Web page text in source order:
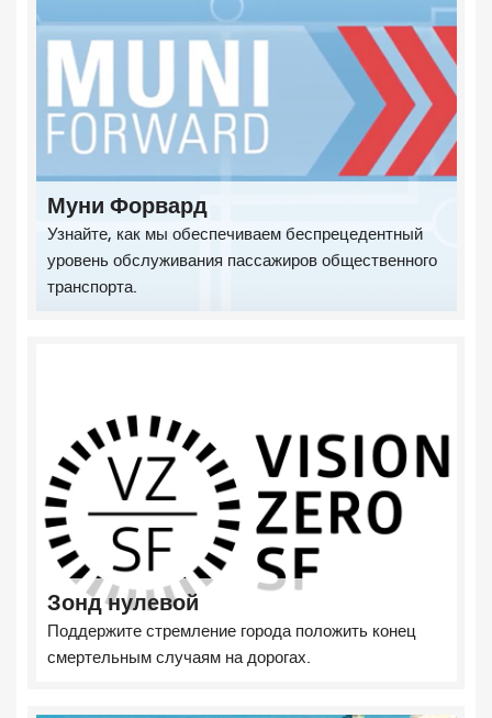
Муни Форвард
Узнайте, как мы обеспечиваем беспрецедентный
уровень обслуживания пассажиров общественного
транспорта.
Зонд нулевой
Поддержите стремление города положить конец
смертельным случаям на дорогах.